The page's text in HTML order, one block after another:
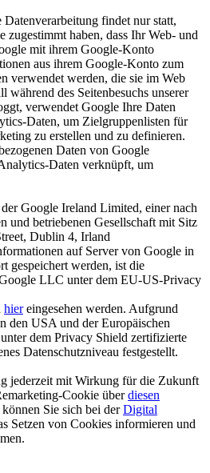
Datenverarbeitung findet nur statt,
zugestimmt haben, dass Ihr Web- und
mit ihrem Google-Konto
aus ihrem Google-Konto zum
verwendet werden, die sie im Web
während des Seitenbesuchs unserer
verwendet Google Ihre Daten
Daten, um Zielgruppenlisten für
zu erstellen und zu definieren.
Daten von Google
Daten verknüpft, um
Google Ireland Limited, einer nach
und betriebenen Gesellschaft mit Sitz
Dublin 4, Irland
auf Server von Google in
gespeichert werden, ist die
LLC unter dem EU-US-Privacy
hiereingesehen werden. Aufgrund
den USA und der Europäischen
dem Privacy Shield zertifizierte
Datenschutzniveau festgestellt.
jederzeit mit Wirkung für die Zukunft
Cookie überdiesen
Sie sich bei derDigital
Setzen von Cookies informieren und